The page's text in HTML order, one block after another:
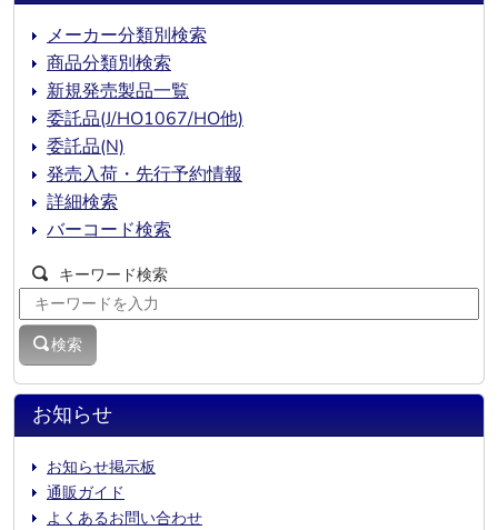
お知らせ
お知らせ掲示板
通販ガイド
よくあるお問い合わせ
メーカー分類別検索
商品分類別検索
新規発売製品一覧
委託品(J/HO1067/HO他)
委託品(N)
発売入荷・先行予約情報
詳細検索
バーコード検索
キーワード検索
検索